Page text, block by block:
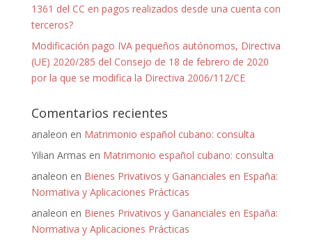
1361 del CC en pagos realizados desde una cuenta con
terceros?
Modificación pago IVA pequeños autónomos, Directiva
(UE) 2020/285 del Consejo de 18 de febrero de 2020
por la que se modifica la Directiva 2006/112/CE
Comentarios recientes
analeon en Matrimonio español cubano: consulta
Yilian Armas en Matrimonio español cubano: consulta
analeon en Bienes Privativos y Gananciales en España:
Normativa y Aplicaciones Prácticas
analeon en Bienes Privativos y Gananciales en España:
Normativa y Aplicaciones Prácticas